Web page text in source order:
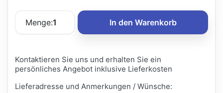
Menge:1 In den Warenkorb
Kontaktieren Sie uns und erhalten Sie ein
persönliches Angebot inklusive Lieferkosten
Lieferadresse und Anmerkungen / Wünsche: